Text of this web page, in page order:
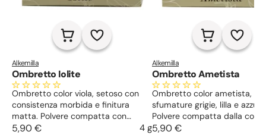
Alkemilla
Ombretto Iolite
Ombretto color viola, setoso con
consistenza morbida e finitura
matta. Polvere compatta con
ottima aderenza, contiene oli
5,90 € 4 g
Alkemilla
Ombretto Ametista
Ombretto color ametista,
sfumature grigie, lilla e
Polvere compatta dalla
setosa e morbida, buona
5,90 €